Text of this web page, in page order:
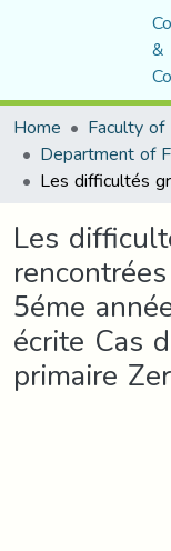
&
Home
Les
5éme
écrite Cas
primaire